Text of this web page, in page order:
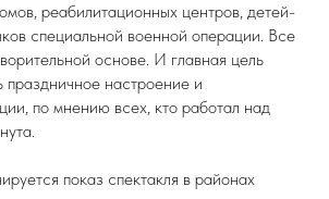
реабилитационных центров, детей-
специальной военной операции. Все
основе. И главная цель
праздничное настроение и
по мнению всех, кто работал над
показ спектакля в районах